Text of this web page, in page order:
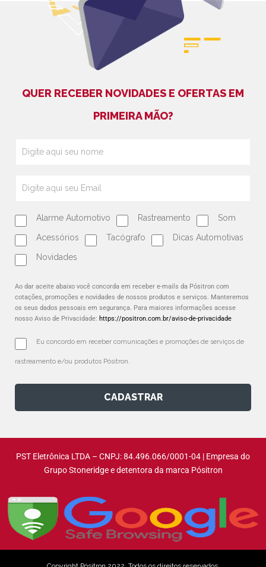
QUER RECEBER NOVIDADES E OFERTAS EM
PRIMEIRA MÃO?
Alarme Automotivo Rastreamento Som
Acessórios Tacógrafo Dicas Automotivas
Novidades
Ao dar aceite abaixo você concorda em receber e-mails da Pósitron com
cotações, promoções e novidades de nossos produtos e serviços. Manteremos
os seus dados pessoais em segurança. Para maiores informações acesse
nosso Aviso de Privacidade: https://positron.com.br/aviso-de-privacidade
Eu concordo em receber comunicações e promoções de serviços de
rastreamento e/ou produtos Pósitron.
CADASTRAR
PST Eletrônica LTDA – CNPJ: 84.496.066/0001-04 | Empresa do
Grupo Stoneridge e detentora da marca Pósitron